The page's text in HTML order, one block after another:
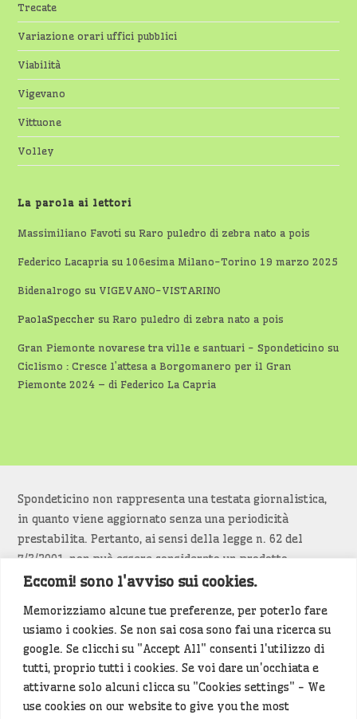
Eccomi! sono l'avviso sui cookies.
Memorizziamo alcune tue preferenze, per poterlo fare
usiamo i cookies. Se non sai cosa sono fai una ricerca su
google. Se clicchi su "Accept All" consenti l'utilizzo di
tutti, proprio tutti i cookies. Se voi dare un'occhiata e
attivarne solo alcuni clicca su "Cookies settings" - We
use cookies on our website to give you the most
Trecate
Variazione orari uffici pubblici
Viabilità
Vigevano
Vittuone
Volley
La parola ai lettori
Massimiliano Favoti suRaro puledro di zebra nato a pois
Federico Lacapria su 106esima Milano-Torino 19 marzo 2025
Bidenalrogo su VIGEVANO-VISTARINO
PaolaSpeccher suRaro puledro di zebra nato a pois
Gran Piemonte novarese tra ville e santuari - Spondeticino su
Ciclismo : Cresce l’attesa a Borgomanero per il Gran
Piemonte 2024 – di Federico La Capria
Spondeticino non rappresenta una testata giornalistica,
in quanto viene aggiornato senza una periodicità
prestabilita. Pertanto, ai sensi della legge n. 62 del
7/3/2001, non può essere considerato un prodotto
editoriale.
Siamo attenti a non violare copyright e diritti
d’immagine. Se un contenuto è di tua proprietà e vuoi
richiederne la rimozionediccelo(<- clicca per inviarci un
messaggio).
Alcuni articoli sono generati in bozza rielaborando, con